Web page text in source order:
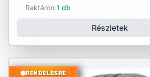
Raktáron:1 db
Részletek
RENDELÉSRE